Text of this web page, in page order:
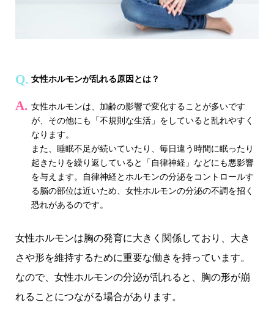
女性ホルモンが乱れる原因とは？
女性ホルモンは、加齢の影響で変化することが多いです
が、その他にも「不規則な生活」をしていると乱れやすく
なります。
また、睡眠不足が続いていたり、毎日違う時間に眠ったり
起きたりを繰り返していると「自律神経」などにも悪影響
を与えます。自律神経とホルモンの分泌をコントロールす
る脳の部位は近いため、女性ホルモンの分泌の不調を招く
恐れがあるのです。
女性ホルモンは胸の発育に大きく関係しており、大き
さや形を維持するために重要な働きを持っています。
なので、女性ホルモンの分泌が乱れると、胸の形が崩
れることにつながる場合があります。